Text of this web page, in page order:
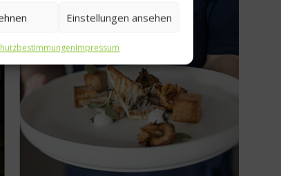
Einstellungen ansehen
Impressum